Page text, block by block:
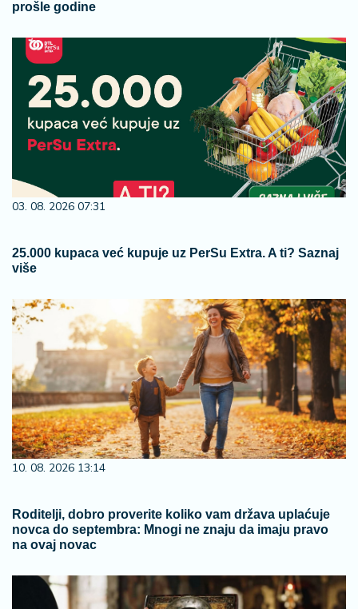
prošle godine
03. 08. 2026 07:31
25.000 kupaca već kupuje uz PerSu Extra. A ti? Saznaj
više
10. 08. 2026 13:14
Roditelji, dobro proverite koliko vam država uplaćuje
novca do septembra: Mnogi ne znaju da imaju pravo
na ovaj novac